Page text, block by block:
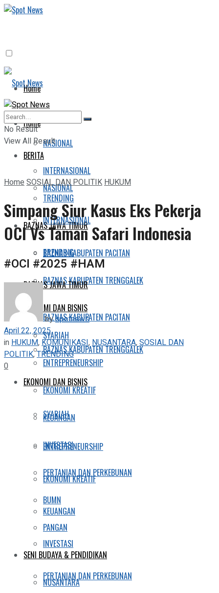
Home
BERITA
NASIONAL
INTERNASIONAL
TRENDING
BAZNAS JAWA TIMUR
BAZNAS KABUPATEN PACITAN
BAZNAS KABUPATEN TRENGGALEK
EKONOMI DAN BISNIS
SYARIAH
ENTREPRENEURSHIP
EKONOMI KREATIF
KEUANGAN
INVESTASI
PERTANIAN DAN PERKEBUNAN
BUMN
PANGAN
SENI BUDAYA & PENDIDIKAN
NUSANTARA
Home
BERITA
NASIONAL
INTERNASIONAL
TRENDING
BAZNAS JAWA TIMUR
BAZNAS KABUPATEN PACITAN
BAZNAS KABUPATEN TRENGGALEK
EKONOMI DAN BISNIS
SYARIAH
ENTREPRENEURSHIP
EKONOMI KREATIF
KEUANGAN
INVESTASI
PERTANIAN DAN PERKEBUNAN
No Result
View All Result
HomeSOSIAL DAN POLITIKHUKUM
Simpang Siur Kasus Eks Pekerja
OCI Vs Taman Safari Indonesia
#OCI #2025 #HAM
byspotnews
April 22, 2025
in HUKUM, KOMUNIKASI, NUSANTARA,SOSIAL DAN
POLITIK,TRENDING
0